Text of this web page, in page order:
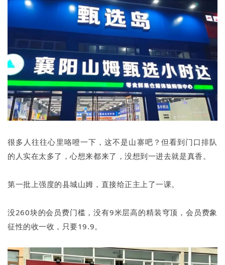
很多人往往心里咯噔一下，这不是山寨吧？但看到门口排队
的人实在太多了，心想来都来了，没想到一进去就是真香。
第一批上强度的县城山姆，直接给正主上了一课。
没260块的会员费门槛，没有9米层高的精装穹顶，会员费象
征性的收一收，只要19.9。